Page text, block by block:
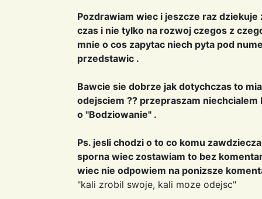
Pozdrawiam wiec i jeszcze raz
czas i nie tylko na rozwoj czegos z
mnie o cos zapytac niech pyta pod
przedstawic .
Bawcie sie dobrze jak dotychczas to
odejsciem ?? przepraszam
o "Bodziowanie" .
Ps. jesli chodzi o to co komu
sporna wiec zostawiam to bez
wiec nie odpowiem na ponizsze
"kali zrobil swoje, kali moze odejsc"